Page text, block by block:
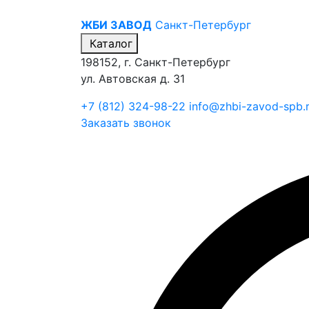
ЖБИ ЗАВОД Санкт-Петербург
Каталог
198152, г. Санкт-Петербург
ул. Автовская д. 31
+7 (812) 324-98-22 info@zhbi-zavod-
Заказать звонок